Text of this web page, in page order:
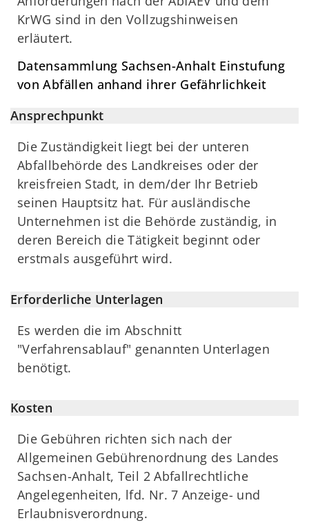
KrWG sind in den Vollzugshinweisen
erläutert.
Datensammlung Sachsen-Anhalt Einstufung
von Abfällen anhand ihrer Gefährlichkeit
Ansprechpunkt
Die Zuständigkeit liegt bei der unteren
Abfallbehörde des Landkreises oder der
kreisfreien Stadt, in dem/der Ihr Betrieb
seinen Hauptsitz hat. Für ausländische
Unternehmen ist die Behörde zuständig, in
deren Bereich die Tätigkeit beginnt oder
erstmals ausgeführt wird.
Erforderliche Unterlagen
Es werden die im Abschnitt
"Verfahrensablauf" genannten Unterlagen
benötigt.
Kosten
Die Gebühren richten sich nach der
Allgemeinen Gebührenordnung des Landes
Sachsen-Anhalt, Teil 2 Abfallrechtliche
Angelegenheiten, lfd. Nr. 7 Anzeige- und
Erlaubnisverordnung.